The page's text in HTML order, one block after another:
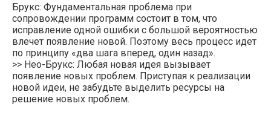
Брукс: Фундаментальная проблема при
сопровождении программ состоит в том, что
исправление одной ошибки с большой вероятностью
влечет появление новой. Поэтому весь процесс идет
по принципу «два шага вперед, один назад».
>> Нео-Брукс: Любая новая идея вызывает
появление новых проблем. Приступая к реализации
новой идеи, не забудьте выделить ресурсы на
решение новых проблем.